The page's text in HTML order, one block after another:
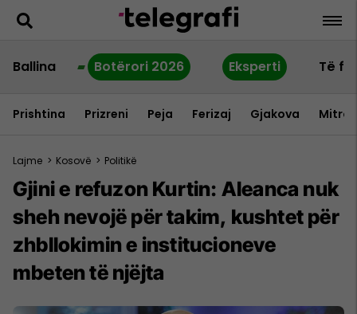
Ballina Botërori 2026 Eksperti Të
Prishtina Prizreni Peja Ferizaj Gjakova
Lajme > Kosovë > Politikë
Gjini e refuzon Kurtin: Aleanca nuk
sheh nevojë për takim, kushtet për
zhbllokimin e institucioneve
mbeten të njëjta